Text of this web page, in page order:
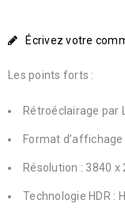
Écrivez votre
Les points forts :
Rétroéclairage par
Format d’affichage
Résolution : 3840 x
Technologie HDR :